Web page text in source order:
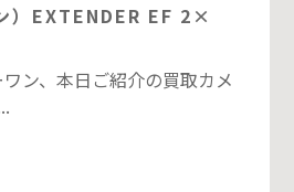
）EXTENDER EF 2×
ン、本日ご紹介の買取カメ